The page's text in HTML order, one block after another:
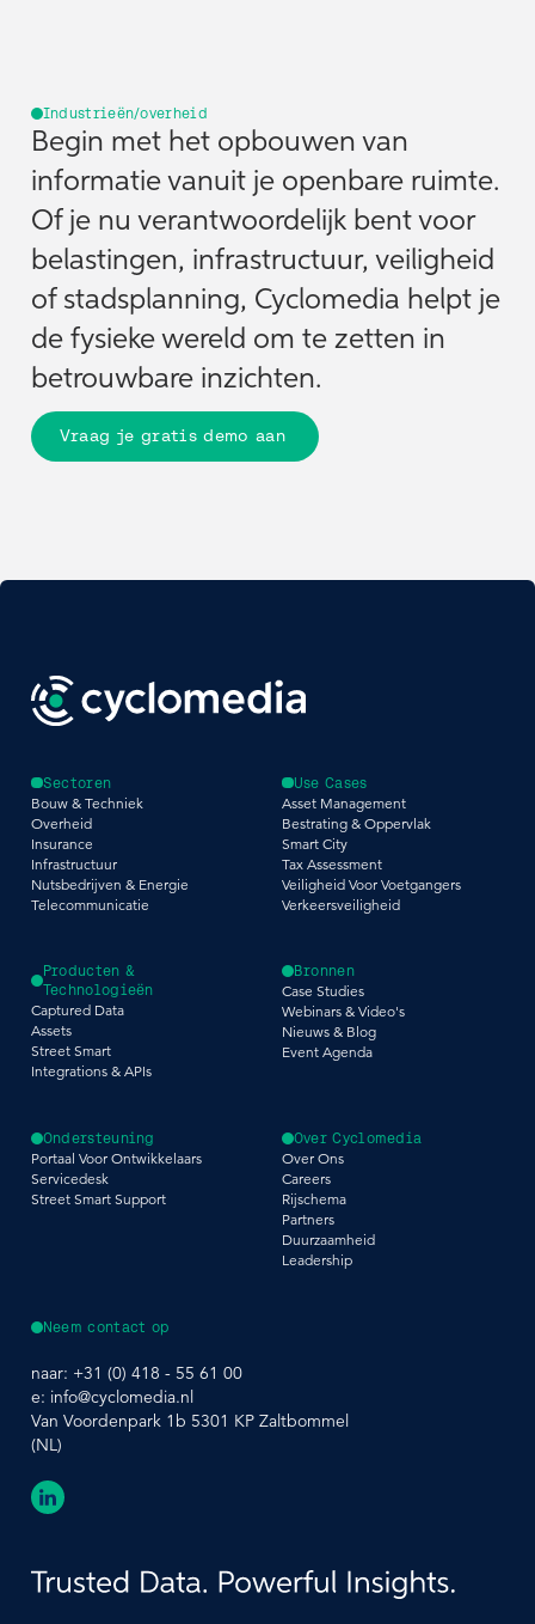
Industrieën/overheid
Begin met het opbouwen van
informatie vanuit je openbare ruimte.
Of je nu verantwoordelijk bent voor
belastingen, infrastructuur, veiligheid
of stadsplanning, Cyclomedia helpt je
de fysieke wereld om te zetten in
betrouwbare inzichten.
Vraag je gratis demo aan
Neem contact op
naar: +31 (0) 418 - 55 61 00
e: info@cyclomedia.nl
Van Voordenpark 1b 5301 KP Zaltbommel
(NL)
Sectoren
Bouw & Techniek
Overheid
Insurance
Infrastructuur
Nutsbedrijven & Energie
Telecommunicatie
Use Cases
Asset Management
Bestrating & Oppervlak
Smart City
Tax Assessment
Veiligheid Voor Voetgangers
Verkeersveiligheid
Producten &
Technologieën
Captured Data
Assets
Street Smart
Integrations & APIs
Bronnen
Case Studies
Webinars & Video's
Nieuws & Blog
Event Agenda
Ondersteuning
Portaal Voor Ontwikkelaars
Servicedesk
Street Smart Support
Over Cyclomedia
Over Ons
Careers
Rijschema
Partners
Duurzaamheid
Leadership